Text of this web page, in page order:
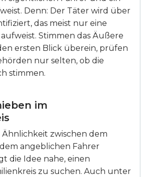
Denn: Der Täter wird über
das meist nur eine
Stimmen das Äußere
ersten Blick überein, prüfen
nur selten, ob die
stimmen.
im
zwischen dem
angeblichen Fahrer
die Idee nahe, einen
zu suchen. Auch unter